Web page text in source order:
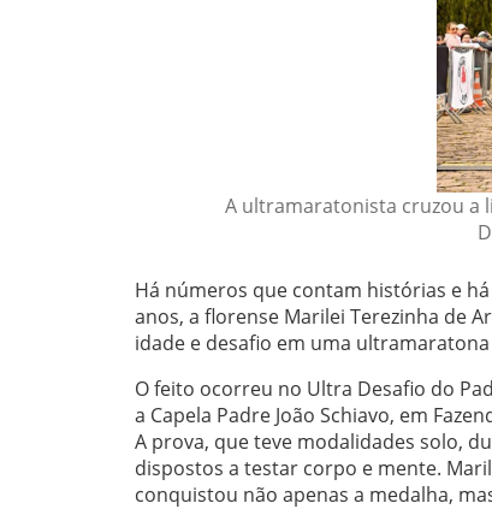
A ultramaratonista cruzou a
Há números que contam histórias e
anos, a florense Marilei Terezinha de
idade e desafio em uma
O feito ocorreu no Ultra Desafio do
a Capela Padre João Schiavo, em
A prova, que teve modalidades solo,
dispostos a testar corpo e mente.
conquistou não apenas a medalha,